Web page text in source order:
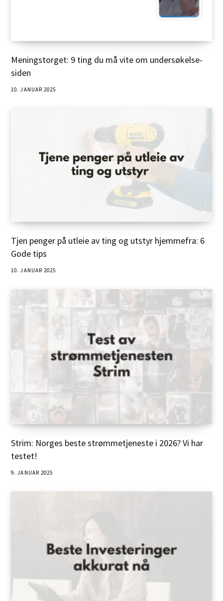
Meningstorget: 9 ting du må vite om undersøkelse-
siden
10. JANUAR 2025
Tjen penger på utleie av ting og utstyr hjemmefra: 6
Gode tips
10. JANUAR 2025
Strim: Norges beste strømmetjeneste i 2026? Vi har
testet!
9. JANUAR 2025